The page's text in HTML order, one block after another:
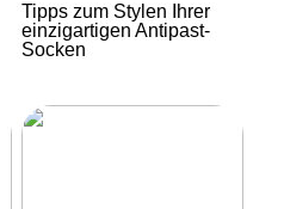
Tipps zum Stylen Ihrer
einzigartigen Antipast-
Socken